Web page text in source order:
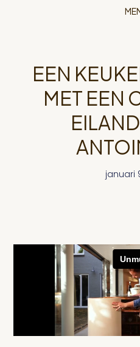
EEN
MET EEN
januari